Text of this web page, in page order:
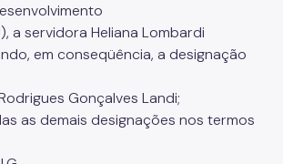
a servidora Heliana Lombardi
em conseqüência, a designação
Gonçalves Landi;
as demais designações nos termos